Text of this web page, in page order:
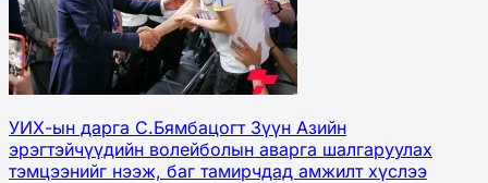
УИХ-ын дарга С.Бямбацогт Зүүн Азийн
эрэгтэйчүүдийн волейболын аварга шалгаруулах
тэмцээнийг нээж, баг тамирчдад амжилт хүслээ